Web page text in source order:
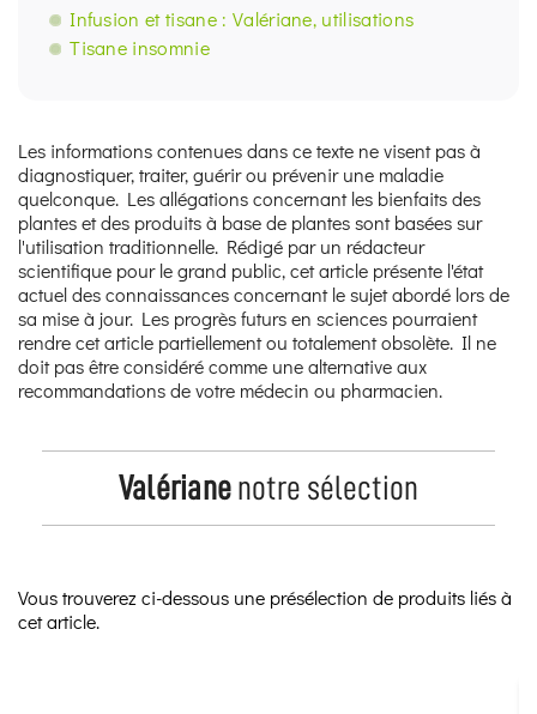
Infusion et tisane : Valériane, utilisations
Tisane insomnie
Les informations contenues dans ce texte ne visent pas à
diagnostiquer, traiter, guérir ou prévenir une maladie
quelconque. Les allégations concernant les bienfaits des
plantes et des produits à base de plantes sont basées sur
l'utilisation traditionnelle. Rédigé par un rédacteur
scientifique pour le grand public, cet article présente l'état
actuel des connaissances concernant le sujet abordé lors de
sa mise à jour. Les progrès futurs en sciences pourraient
rendre cet article partiellement ou totalement obsolète. Il ne
doit pas être considéré comme une alternative aux
recommandations de votre médecin ou pharmacien.
Valériane notre sélection
Vous trouverez ci-dessous une présélection de produits liés à
cet article.